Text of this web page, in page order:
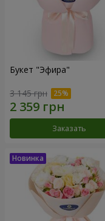
Букет "Эфира"
3 145 грн
Заказать